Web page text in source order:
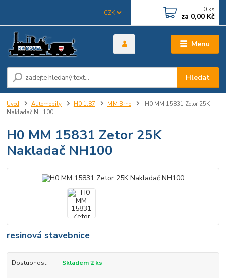
Menu
CZK
Hledat
0 ks
za 0,00 Kč
Úvod Automobily H0 1:87 MM Brno
H0 MM 15831 Zetor 25K
Nakladač NH100
H0 MM 15831 Zetor 25K
Nakladač NH100
resinová stavebnice
Dostupnost Skladem 2 ks